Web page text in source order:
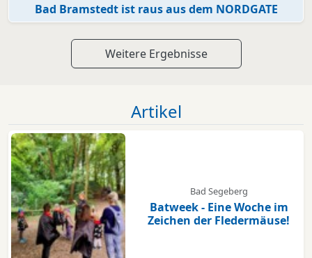
Bad Bramstedt ist raus aus dem NORDGATE
Weitere Ergebnisse
Artikel
Bad Segeberg
Batweek - Eine Woche im
Zeichen der Fledermäuse!